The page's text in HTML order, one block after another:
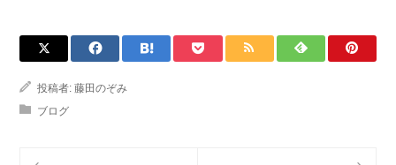
投稿者: 藤田のぞみ
ブログ